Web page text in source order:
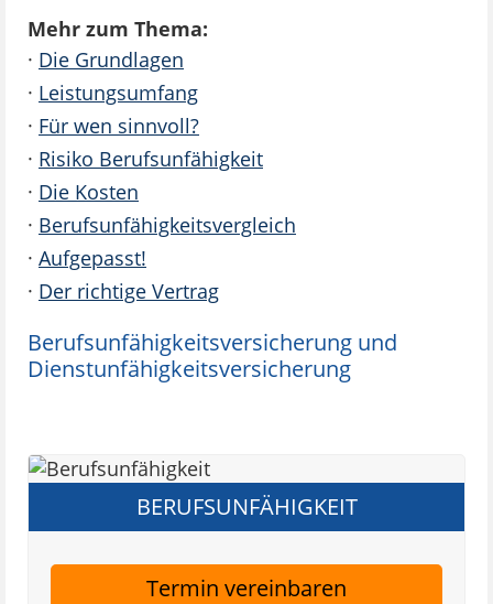
Mehr zum Thema:
· Die Grundlagen
· Leistungsumfang
· Für wen sinnvoll?
· Risiko Berufsunfähigkeit
· Die Kosten
· Berufsunfähigkeitsvergleich
· Aufgepasst!
· Der richtige Vertrag
Berufsunfähigkeitsversicherung und
Dienstunfähigkeitsversicherung
BERUFSUNFÄHIGKEIT
Termin vereinbaren